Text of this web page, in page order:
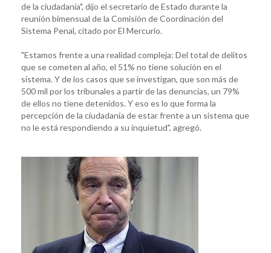
de la ciudadanía", dijo el secretario de Estado durante la
reunión bimensual de la Comisión de Coordinación del
Sistema Penal, citado por El Mercurio.
"Estamos frente a una realidad compleja: Del total de delitos
que se cometen al año, el 51% no tiene solución en el
sistema. Y de los casos que se investigan, que son más de
500 mil por los tribunales a partir de las denuncias, un 79%
de ellos no tiene detenidos. Y eso es lo que forma la
percepción de la ciudadanía de estar frente a un sistema que
no le está respondiendo a su inquietud", agregó.